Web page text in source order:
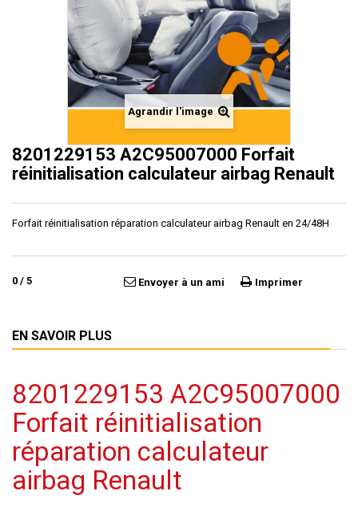
Agrandir l'image
8201229153 A2C95007000 Forfait
réinitialisation calculateur airbag Renault
Forfait réinitialisation réparation calculateur airbag Renault en 24/48H
0 / 5 Envoyer à un ami Imprimer
EN SAVOIR PLUS
8201229153 A2C95007000
Forfait réinitialisation
réparation calculateur
airbag Renault